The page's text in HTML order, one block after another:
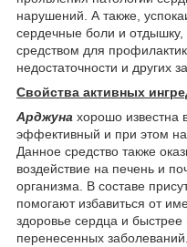
нарушений. А также,
сердечные боли и
средством для
недостаточности и других
Свойства активных
Арджуна хорошо известна
эффективный и при этом
Данное средство также
воздействие на печень и
организма. В составе
помогают избавиться от
здоровье сердца и быстрее
перенесенных